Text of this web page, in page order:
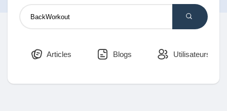
Découvrir Blogs
Mes Articles
Articles Blogs Utilisateurs